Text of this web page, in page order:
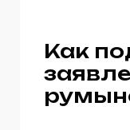
Как